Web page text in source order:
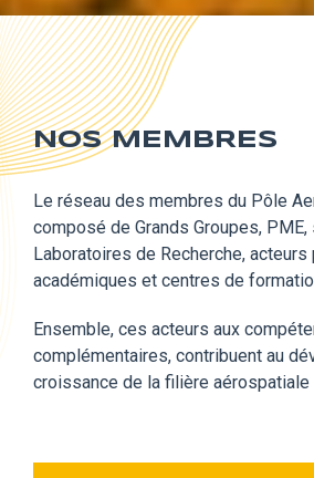
NOS MEMBRES
Le réseau des membres du Pôle
composé de Grands Groupes,
Laboratoires de Recherche, acteurs
académiques et centres de
Ensemble, ces acteurs aux
complémentaires, contribuent au
croissance de la filière